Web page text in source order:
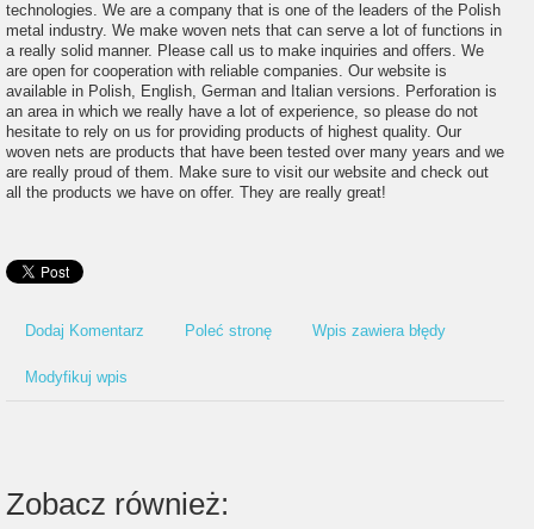
technologies. We are a company that is one of the leaders of the Polish
metal industry. We make woven nets that can serve a lot of functions in
a really solid manner. Please call us to make inquiries and offers. We
are open for cooperation with reliable companies. Our website is
available in Polish, English, German and Italian versions. Perforation is
an area in which we really have a lot of experience, so please do not
hesitate to rely on us for providing products of highest quality. Our
woven nets are products that have been tested over many years and we
are really proud of them. Make sure to visit our website and check out
all the products we have on offer. They are really great!
Dodaj Komentarz Poleć stronę Wpis zawiera błędy
Modyfikuj wpis
Zobacz również: